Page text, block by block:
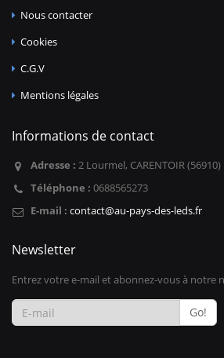
Nous contacter
Cookies
C.G.V
Mentions légales
Informations de contact
Adresse : 2 Lourmel, CARENTOIR (56910)
Téléphone : 0688565273
E-mail : contact@au-pays-des-leds.fr
Newsletter
Entrez votre e-mail et abonnez-vous à notre
Go!